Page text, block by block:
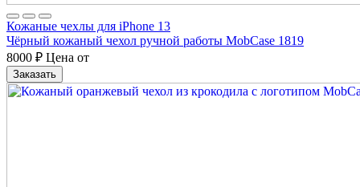
Кожаные чехлы для iPhone 13
Чёрный кожаный чехол ручной работы MobCase 1819
8000 ₽ Цена от
Заказать